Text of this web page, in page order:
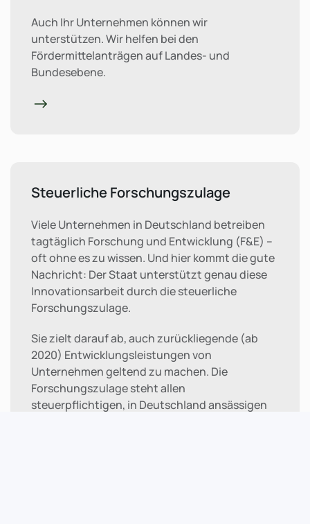
Auch Ihr Unternehmen können wir
unterstützen. Wir helfen bei den
Fördermittelanträgen auf Landes- und
Bundesebene.
Steuerliche Forschungszulage
Viele Unternehmen in Deutschland betreiben
tagtäglich Forschung und Entwicklung (F&E) –
oft ohne es zu wissen. Und hier kommt die gute
Nachricht: Der Staat unterstützt genau diese
Innovationsarbeit durch die steuerliche
Forschungszulage.
Sie zielt darauf ab, auch zurückliegende (ab
2020) Entwicklungsleistungen von
Unternehmen geltend zu machen. Die
Forschungszulage steht allen
steuerpflichtigen, in Deutschland ansässigen